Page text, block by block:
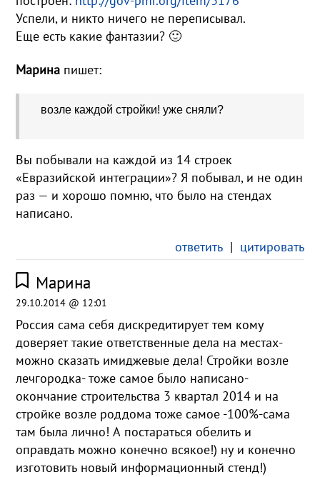
Успели, и никто ничего не переписывал.
Еще есть какие фантазии? 🙂
Марина пишет:
возле каждой стройки! уже сняли?
Вы побывали на каждой из 14 строек
«Евразийской интеграции»? Я побывал, и не один
раз — и хорошо помню, что было на стендах
написано.
ответить| цитировать
Марина
29.10.2014 @ 12:01
Россия сама себя дискредитирует тем кому
доверяет такие ответственные дела на местах-
можно сказать имиджевые дела! Стройки возле
лечгородка- тоже самое было написано-
окончание строительства 3 квартал 2014 и на
стройке возле роддома тоже самое -100%-сама
там была лично! А постараться обелить и
оправдать можно конечно всякое!) ну и конечно
изготовить новый информационный стенд!)